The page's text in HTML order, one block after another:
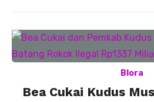
Blora
Bea Cukai Kudus